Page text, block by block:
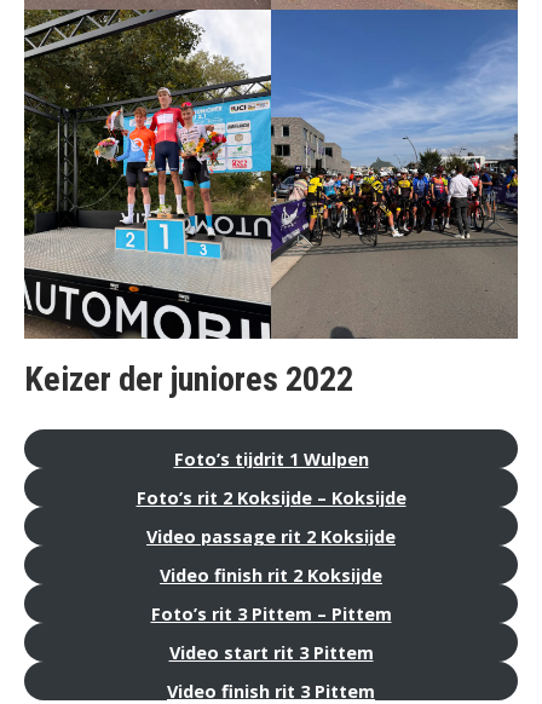
Keizer der juniores 2022
Foto’s tijdrit 1 Wulpen
Foto’s rit 2 Koksijde – Koksijde
Video passage rit 2 Koksijde
Video finish rit 2 Koksijde
Foto’s rit 3 Pittem – Pittem
Video start rit 3 Pittem
Video finish rit 3 Pittem